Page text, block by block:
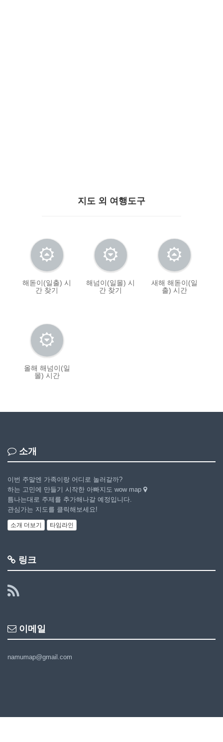
지도 외 여행도구
해돋이(일출) 시
간 찾기
해넘이(일몰) 시
간 찾기
새해 해돋이(일
출) 시간
올해 해넘이(일
몰) 시간
소개
이번 주말엔 가족이랑 어디로 놀러갈까?
하는 고민에 만들기 시작한 아빠지도 wow map
틈나는대로 주제를 추가해나갈 예정입니다.
관심가는 지도를 클릭해보세요!
소개 더보기 타임라인
링크
이메일
namumap@gmail.com